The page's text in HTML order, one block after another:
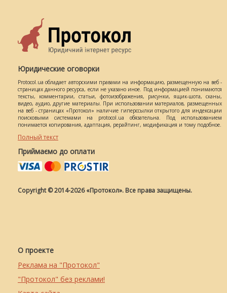
Юридические оговорки
Protocol.ua обладает авторскими правами на информацию, размещенную на веб -
страницах данного ресурса, если не указано иное. Под информацией понимаются
тексты, комментарии, статьи, фотоизображения, рисунки, ящик-шота, сканы,
видео, аудио, другие материалы. При использовании материалов, размещенных
на веб - страницах «Протокол» наличие гиперссылки открытого для индексации
поисковыми системами на protocol.ua обязательна. Под использованием
понимается копирования, адаптация, рерайтинг, модификация и тому подобное.
Полный текст
Приймаємо до оплати
Copyright © 2014-2026 «Протокол». Все права защищены.
О проекте
Реклама на "Протокол"
"Протокол" без реклами!